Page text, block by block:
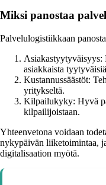
Miksi panostaa
Palvelulogistiikkaan
Asiakastyytyväisyys:
asiakkaista
Kustannussäästöt:
yritykseltä.
Kilpailukyky: Hyvä
kilpailijoistaan.
Yhteenvetona voidaan
nykypäivän liiketoimintaa,
digitalisaation myötä.